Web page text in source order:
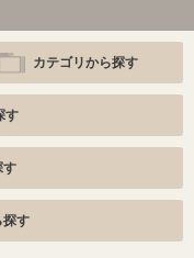
カテゴリから探す
す
す
探す